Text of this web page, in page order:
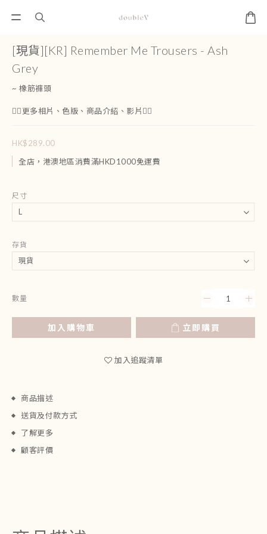
[現貨][KR] Remember Me Trousers - Ash
Grey
~ 橡筋褲頭
👇🏻更多相片、色版、商品介紹、影片👇🏻
HK$289.00
全店，港澳地區消費滿HKD1000免運費
尺寸
存貨
數量
加入購物車 立即購買
加入追蹤清單
商品描述
送貨及付款方式
了解更多
顧客評價